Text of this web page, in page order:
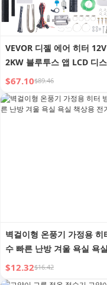
VEVOR 디젤 에어 히터 12V
2KW 블루투스 앱 LCD 디
이 자동차 버스 RV 실내용
$67.10$89.46
벽걸이형 온풍기 가정용 히
수 빠른 난방 겨울 욕실 욕
상용 전기 히터
$12.32$16.42